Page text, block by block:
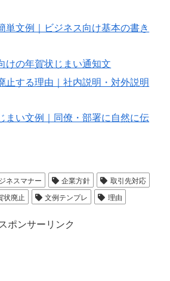
単文例｜ビジネス向け基本の書き
けの年賀状じまい通知文
止する理由｜社内説明・対外説明
まい文例｜同僚・部署に自然に伝
ネスマナー 企業方針
取引先対応
状廃止 文例テンプレ 理由
ポンサーリンク